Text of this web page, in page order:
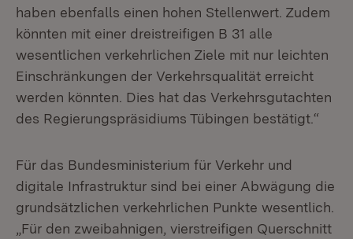
haben ebenfalls einen hohen Stellenwert. Zudem
könnten mit einer dreistreifigen B 31 alle
wesentlichen verkehrlichen Ziele mit nur leichten
Einschränkungen der Verkehrsqualität erreicht
werden könnten. Dies hat das Verkehrsgutachten
des Regierungspräsidiums Tübingen bestätigt.“
Für das Bundesministerium für Verkehr und
digitale Infrastruktur sind bei einer Abwägung die
grundsätzlichen verkehrlichen Punkte wesentlich.
„Für den zweibahnigen, vierstreifigen Querschnitt